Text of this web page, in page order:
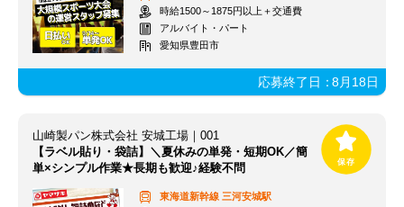
時給1500～1875円以上＋交通費
アルバイト・パート
愛知県豊田市
応募終了日：8月18日
山崎製パン株式会社 安城工場｜001
【ラベル貼り・袋詰】＼夏休みの単発・短期OK／簡
単×シンプル作業★長期も歓迎♪経験不問
東海道新幹線 三河安城駅